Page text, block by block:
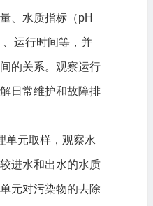
、水质指标（pH
运行时间等，并
的关系。观察运行
日常维护和故障排
单元取样，观察水
进水和出水的水质
元对污染物的去除